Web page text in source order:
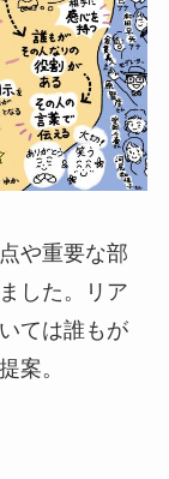
や重要な部
した。リア
ては誰もが
案。